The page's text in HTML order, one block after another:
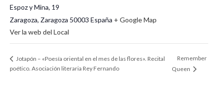
Espoz y Mina, 19
Zaragoza, Zaragoza 50003 España + Google Map
Ver la web del Local
Jotapón – «Poesía oriental en el mes de las flores». Recital
poético. Asociación literaria Rey Fernando
Remember
Queen